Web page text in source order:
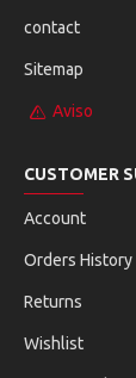
contact
Sitemap
Aviso
CUSTOMER
Account
Orders History
Returns
Wishlist